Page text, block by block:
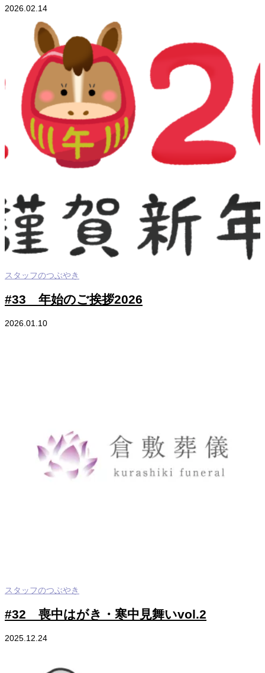
2026.02.14
スタッフのつぶやき
#33 年始のご挨拶2026
2026.01.10
スタッフのつぶやき
#32 喪中はがき・寒中見舞いvol.2
2025.12.24